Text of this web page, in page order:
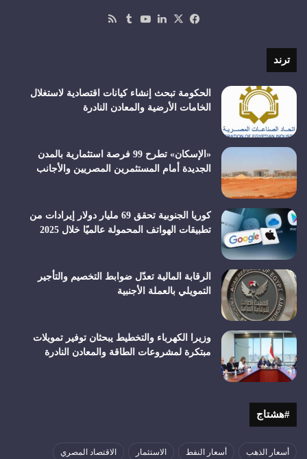
فيسبوك
‫X لينكدإن‫YouTube
ترند
الحكومة تبحث إنشاء كيانات اقتصادية لاستغلال
الخامات الأرضية والمعادن النادرة
«الإسكان» تطرح 99 فرصة استثمارية بالمدن
الجديدة أمام المستثمرين المصريين والأجانب
كوريا الجنوبية تحقق 69 مليار دولار إيرادات من
تطبيقات الهواتف المحمولة عالميًا خلال 2025
الرقابة المالية تعدّل ضوابط التخصيم والتأجير
التمويلي بالعملة الأجنبية
وزيرا الكهرباء والتخطيط يبحثان توفير تمويلات
مبتكرة لمشروعات الطاقة والمعادن النادرة
#هشتاج
أسعار الذهب أسعار النفط الاستثمار الاقتصاد المصري